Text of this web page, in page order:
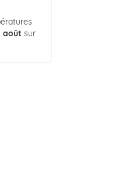
août sur